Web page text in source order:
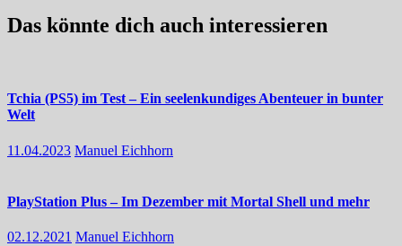
Das könnte dich auch interessieren
Tchia (PS5) im Test – Ein seelenkundiges Abenteuer in bunter
Welt
11.04.2023 Manuel Eichhorn
PlayStation Plus – Im Dezember mit Mortal Shell und mehr
02.12.2021 Manuel Eichhorn